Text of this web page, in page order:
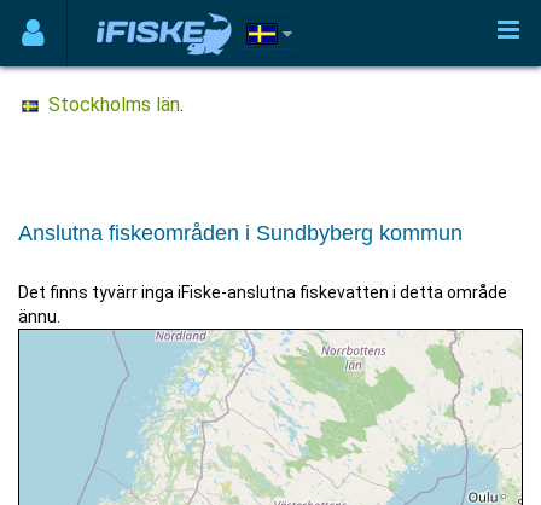
Stockholms län.
Anslutna fiskeområden i Sundbyberg kommun
Det finns tyvärr inga iFiske-anslutna fiskevatten i detta område
ännu.